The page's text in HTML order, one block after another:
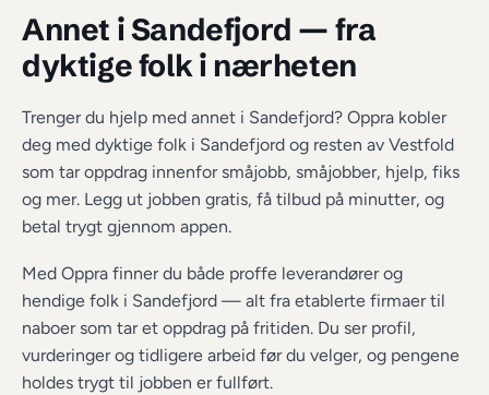
Annet i Sandefjord — fra
dyktige folk i nærheten
Trenger du hjelp med annet i Sandefjord? Oppra kobler
deg med dyktige folk i Sandefjord og resten av Vestfold
som tar oppdrag innenfor småjobb, småjobber, hjelp, fiks
og mer. Legg ut jobben gratis, få tilbud på minutter, og
betal trygt gjennom appen.
Med Oppra finner du både proffe leverandører og
hendige folk i Sandefjord — alt fra etablerte firmaer til
naboer som tar et oppdrag på fritiden. Du ser profil,
vurderinger og tidligere arbeid før du velger, og pengene
holdes trygt til jobben er fullført.